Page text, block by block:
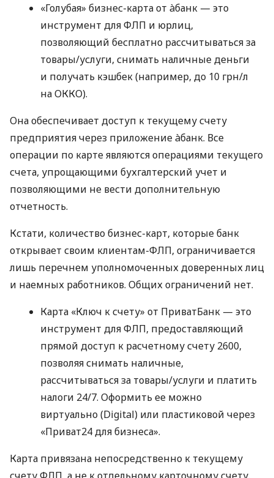
«Голубая» бизнес-карта от àбанк — это
инструмент для ФЛП и юрлиц,
позволяющий бесплатно рассчитываться за
товары/услуги, снимать наличные деньги
и получать кэшбек (например, до 10 грн/л
на ОККО).
Она обеспечивает доступ к текущему счету
предприятия через приложение àбанк. Все
операции по карте являются операциями текущего
счета, упрощающими бухгалтерский учет и
позволяющими не вести дополнительную
отчетность.
Кстати, количество бизнес-карт, которые банк
открывает своим клиентам-ФЛП, ограничивается
лишь перечнем уполномоченных доверенных лиц
и наемных работников. Общих ограничений нет.
Карта «Ключ к счету» от ПриватБанк — это
инструмент для ФЛП, предоставляющий
прямой доступ к расчетному счету 2600,
позволяя снимать наличные,
рассчитываться за товары/услуги и платить
налоги 24/7. Оформить ее можно
виртуально (Digital) или пластиковой через
«Приват24 для бизнеса».
Карта привязана непосредственно к текущему